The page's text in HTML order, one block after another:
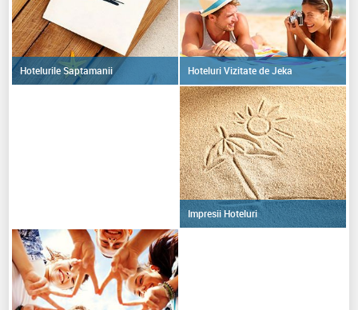
Hotelurile Saptamanii Hoteluri Vizitate de Jeka
Impresii Hoteluri